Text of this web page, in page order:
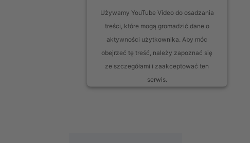
Używamy YouTube Video do osadzania
treści, które mogą gromadzić dane o
aktywności użytkownika. Aby móc
obejrzeć tę treść, należy zapoznać się
ze szczegółami i zaakceptować ten
serwis.